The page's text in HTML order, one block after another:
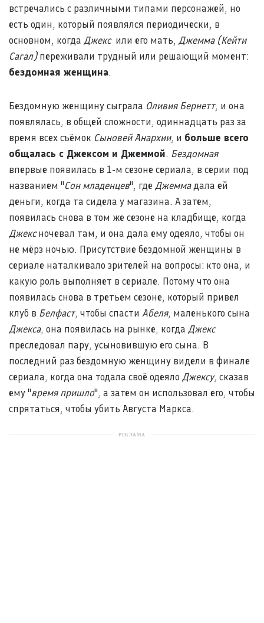
встречались с различными типами персонажей, но
есть один, который появлялся периодически, в
основном, когда Джекс или его мать, Джемма (Кейти
Сагал)переживали трудный или решающий момент:
бездомная женщина.
Бездомную женщину сыграла Оливия Бернетт, и она
появлялась, в общей сложности, одиннадцать раз за
время всех съёмок Сыновей Анархии, и больше всего
общалась с Джексом и Джеммой. Бездомная
впервые появилась в 1-м сезоне сериала, в серии под
названием "Сон младенцев", где Джеммадала ей
деньги, когда та сидела у магазина. А затем,
появилась снова в том же сезоне на кладбище, когда
Джексночевал там, и она дала ему одеяло, чтобы он
не мёрз ночью. Присутствие бездомной женщины в
сериале наталкивало зрителей на вопросы: кто она, и
какую роль выполняет в сериале. Потому что она
появилась снова в третьем сезоне, который привел
клуб в Белфаст, чтобы спасти Абеля, маленького сына
Джекса, она появилась на рынке, когда Джекс
преследовал пару, усыновившую его сына. В
последний раз бездомную женщину видели в финале
сериала, когда она тодала своё одеяло Джексу, сказав
ему "время пришло", а затем он использовал его, чтобы
спрятаться, чтобы убить Августа Маркса.
РЕКЛАМА